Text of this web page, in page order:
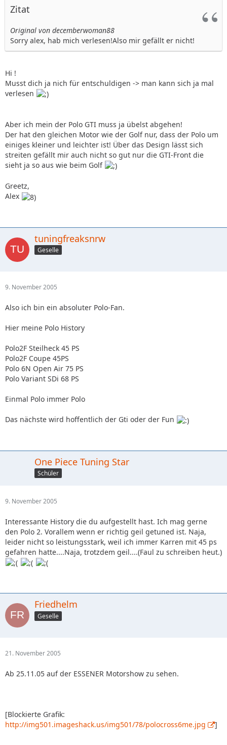
Zitat
Original von decemberwoman88
Sorry alex, hab mich verlesen!Also mir gefällt er nicht!
Hi !
Musst dich ja nich für entschuldigen -> man kann sich ja mal
verlesen
Aber ich mein der Polo GTI muss ja übelst abgehen!
Der hat den gleichen Motor wie der Golf nur, dass der Polo um
einiges kleiner und leichter ist! Über das Design lässt sich
streiten gefällt mir auch nicht so gut nur die GTI-Front die
sieht ja so aus wie beim Golf
Greetz,
Alex
tuningfreaksnrw
Geselle
9. November 2005
Also ich bin ein absoluter Polo-Fan.
Hier meine Polo History
Polo2F Steilheck 45 PS
Polo2F Coupe 45PS
Polo 6N Open Air 75 PS
Polo Variant SDi 68 PS
Einmal Polo immer Polo
Das nächste wird hoffentlich der Gti oder der Fun
One Piece Tuning Star
Schüler
9. November 2005
Interessante History die du aufgestellt hast. Ich mag gerne
den Polo 2. Vorallem wenn er richtig geil getuned ist. Naja,
leider nicht so leistungsstark, weil ich immer Karren mit 45 ps
gefahren hatte....Naja, trotzdem geil....(Faul zu schreiben heut.)
Friedhelm
Geselle
21. November 2005
Ab 25.11.05 auf der ESSENER Motorshow zu sehen.
[Blockierte Grafik:
http://img501.imageshack.us/img501/78/polocross6me.jpg
]